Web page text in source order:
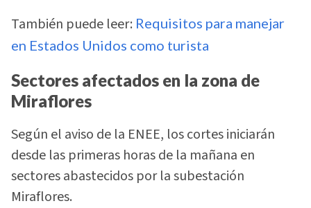
También puede leer: Requisitos para manejar
en Estados Unidos como turista
Sectores afectados en la zona de
Miraflores
Según el aviso de la ENEE, los cortes iniciarán
desde las primeras horas de la mañana en
sectores abastecidos por la subestación
Miraflores.